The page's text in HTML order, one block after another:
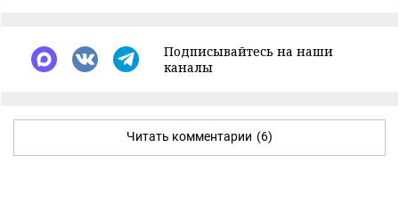
Подписывайтесь на наши
каналы
Читать комментарии (6)